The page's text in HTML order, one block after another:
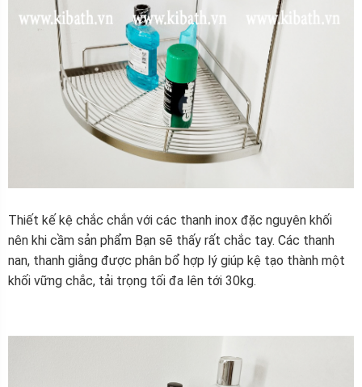
Thiết kế kệ chắc chắn với các thanh inox đặc nguyên khối
nên khi cầm sản phẩm Bạn sẽ thấy rất chắc tay. Các thanh
nan, thanh giằng được phân bổ hợp lý giúp kệ tạo thành một
khối vững chắc, tải trọng tối đa lên tới 30kg.